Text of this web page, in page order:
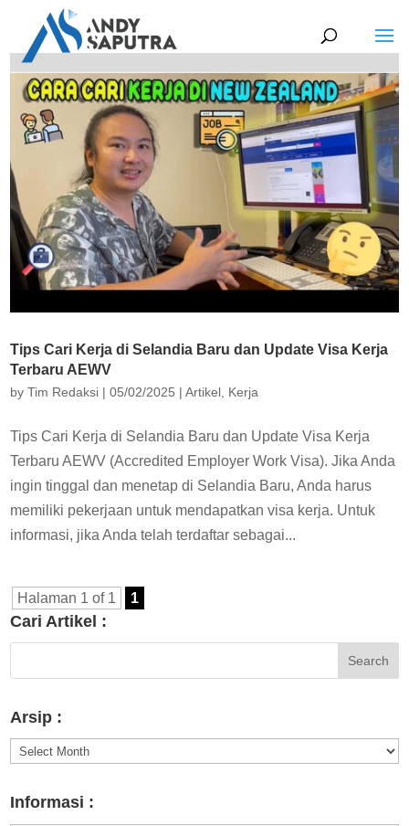
Tips Cari Kerja di Selandia Baru dan Update Visa Kerja
Terbaru AEWV
byTim Redaksi |05/02/2025 |Artikel Kerja
Tips Cari Kerja di Selandia Baru dan Update Visa Kerja
Terbaru AEWV (Accredited Employer Work Visa). Jika Anda
ingin tinggal dan menetap di Selandia Baru, Anda harus
memiliki pekerjaan untuk mendapatkan visa kerja. Untuk
informasi, jika Anda telah terdaftar sebagai...
Halaman 1 of 1 1
Cari Artikel :
Arsip :
Arsip
Informasi :